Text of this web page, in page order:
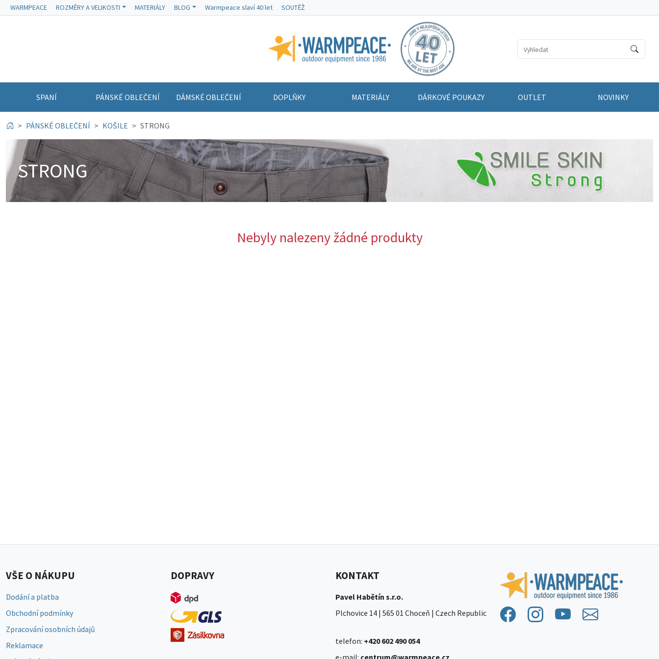
WARMPEACE ROZMĚRY A VELIKOSTI MATERIÁLY BLOG Warmpeace slaví 40 let SOUTĚŽ
Warmpeace
SPANÍ PÁNSKÉ OBLEČENÍ DÁMSKÉ OBLEČENÍ DOPLŇKY MATERIÁLY DÁRKOVÉ POUKAZY OUTLET NOVINKY
PÁNSKÉ OBLEČENÍ KOŠILE STRONG
STRONG
Nebyly nalezeny žádné produkty
VŠE O NÁKUPU
Dodání a platba
Obchodní podmínky
Zpracování osobních údajů
Reklamace
DOPRAVY KONTAKT
Pavel Habětín s.r.o.
Plchovice 14 | 565 01 Choceň | Czech Republic
telefon: +420 602 490 054
e-mail: centrum@warmpeace.cz